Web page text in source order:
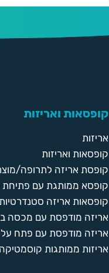
קופסאות ואריזות
אריזות
קופסאות ואריזות
קופסת אריזה לתרופה/
קופסא ממותגת עם פתיחת
קופסאות אריזה סטנדרטיות
אריזה מודפסת עם מכסה
אריזה מודפסת עם פתח
אריזות ממותגות קוסמטיקה